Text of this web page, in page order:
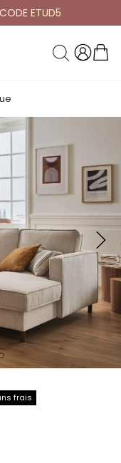
ETUD5
frais